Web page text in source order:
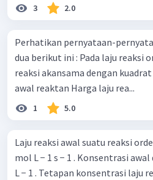
3 2.0
Perhatikan pernyataan-
dua berikut ini : Pada laju reaksi orde 2, perubahan laju
reaksi akansama dengan
awal reaktan Harga laju rea...
1 5.0
Laju reaksi awal suatu reaksi
mol L − 1 s − 1 . Konsentrasi
L − 1 . Tetapan konsentrasi laju